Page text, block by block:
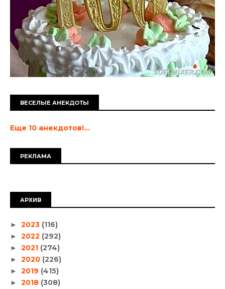
ВЕСЕЛЫЕ АНЕКДОТЫ
Еще 10 анекдотов!...
РЕКЛАМА
АРХИВ
► 2023 (116)
► 2022 (292)
► 2021 (274)
► 2020 (226)
► 2019 (415)
► 2018 (308)